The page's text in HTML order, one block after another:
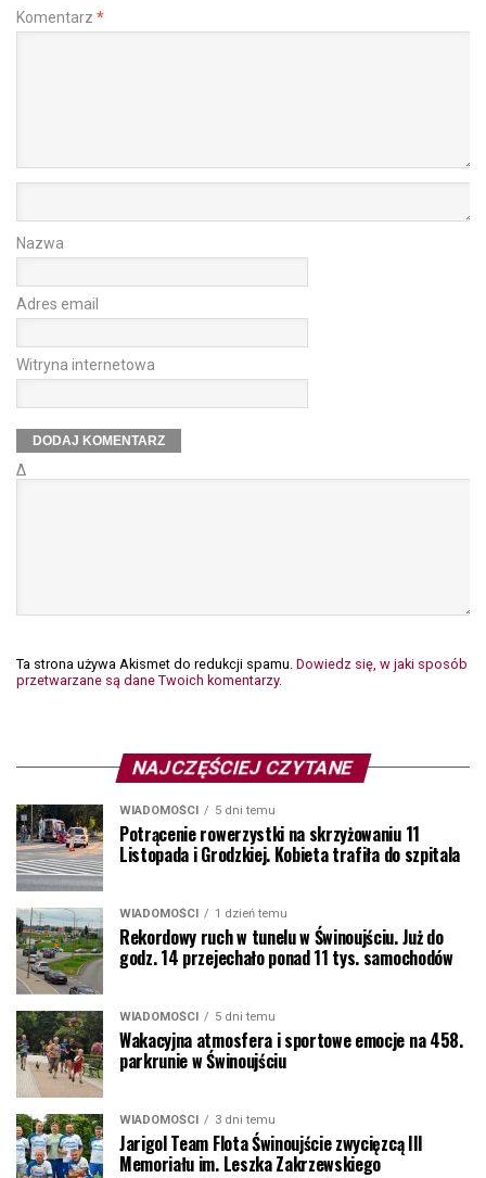
Komentarz *
Nazwa
Adres email
Witryna internetowa
Δ
Ta strona używa Akismet do redukcji spamu. Dowiedz się, w jaki sposób
przetwarzane są dane Twoich komentarzy.
NAJCZĘŚCIEJ CZYTANE
WIADOMOŚCI 5 dni temu
Potrącenie rowerzystki na skrzyżowaniu 11
Listopada i Grodzkiej. Kobieta trafiła do szpitala
WIADOMOŚCI 1 dzień temu
Rekordowy ruch w tunelu w Świnoujściu. Już do
godz. 14 przejechało ponad 11 tys. samochodów
WIADOMOŚCI 5 dni temu
Wakacyjna atmosfera i sportowe emocje na 458.
parkrunie w Świnoujściu
WIADOMOŚCI 3 dni temu
Jarigol Team Flota Świnoujście zwycięzcą III
Memoriału im. Leszka Zakrzewskiego